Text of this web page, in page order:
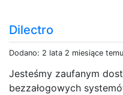
Dilectro
Dodano: 2 lata 2 miesiące temu
Jesteśmy zaufanym
bezzałogowych